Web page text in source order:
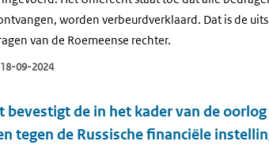
worden verbeurdverklaard. Dat is de
van de Roemeense rechter.
09-2024
bevestigt de in het kader van de
tegen de Russische financiële